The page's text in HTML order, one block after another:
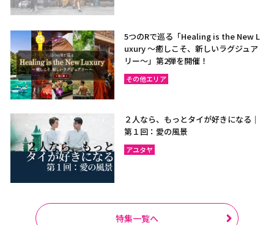
5つのRで巡る「Healing is the New L
uxury ～癒しこそ、新しいラグジュア
リー〜」第2弾を開催！
その他エリア
２人なら、もっとタイが好きになる｜
第１回：愛の風景
アユタヤ
特集一覧へ